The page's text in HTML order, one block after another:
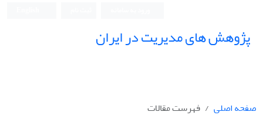
پژوهش های مدیریت در ایران
صفحه اصلی
فهرست مقالات